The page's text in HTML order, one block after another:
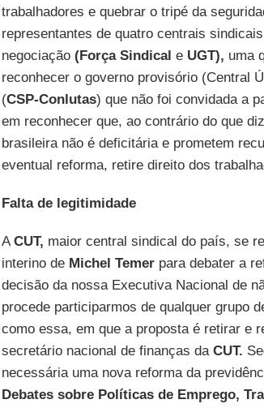
trabalhadores e quebrar o tripé da
representantes de quatro centrais
negociação (Força Sindical e UGT), uma
reconhecer o governo provisório (Central
(CSP-Conlutas) que não foi convidada a
em reconhecer que, ao contrário do que
brasileira não é deficitária e prometem
eventual reforma, retire direito dos
Falta de legitimidade
ACUT, maior central sindical do país, se
interino de Michel Temerpara debater a
decisão da nossa Executiva Nacional de
procede participarmos de qualquer grupo
como essa, em que a proposta é retirar e
secretário nacional de finanças da CUT.
necessária uma nova reforma da
Debates sobre Políticas de Emprego,